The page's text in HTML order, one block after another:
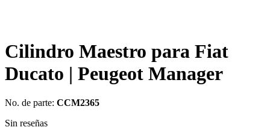
Cilindro Maestro para Fiat
Ducato | Peugeot Manager
No. de parte: CCM2365
Sin reseñas